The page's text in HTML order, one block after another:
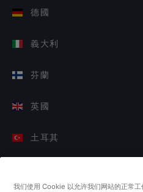
德國
義大利
芬蘭
英國
土耳其
我们使用 Cookie 以允许我们网站的正常